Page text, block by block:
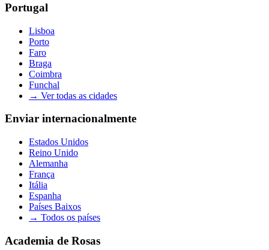
Portugal
Lisboa
Porto
Faro
Braga
Coimbra
Funchal
→ Ver todas as cidades
Enviar internacionalmente
Estados Unidos
Reino Unido
Alemanha
França
Itália
Espanha
Países Baixos
→ Todos os países
Academia de Rosas